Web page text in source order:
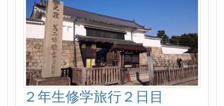
２年生修学旅行２日目